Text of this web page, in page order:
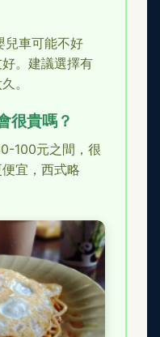
兒車可能不好
。建議選擇有
。
很貴嗎？
100元之間，很
宜，西式略